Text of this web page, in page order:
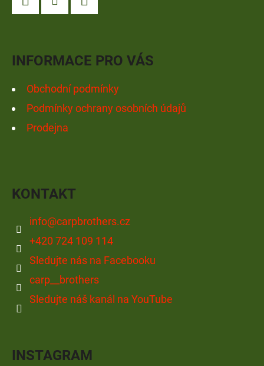
INFORMACE PRO VÁS
Obchodní podmínky
Podmínky ochrany osobních údajů
Prodejna
KONTAKT
info@carpbrothers.cz
+420 724 109 114
Sledujte nás na Facebooku
carp__brothers
Sledujte náš kanál na YouTube
INSTAGRAM